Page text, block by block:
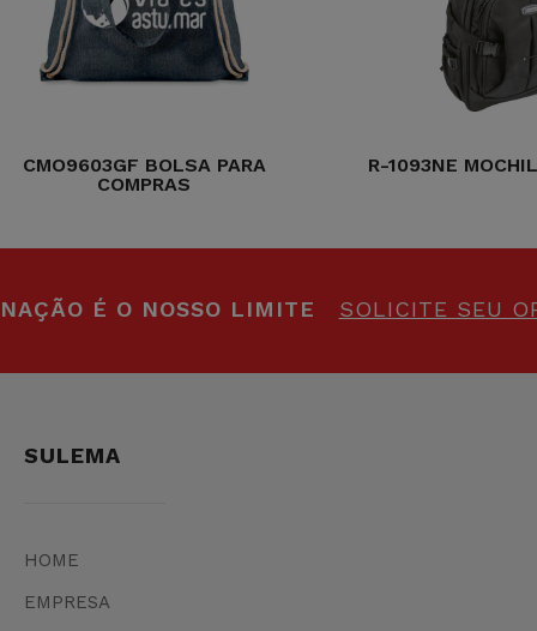
CMO9603GF BOLSA PARA
COMPRAS
R-1093NE
É O NOSSO LIMITE SOLICITE SEU
SULEMA
HOME
EMPRESA